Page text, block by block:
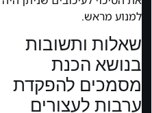
למנוע מראש.
שאלות ותשובות
בנושא הכנת
מסמכים להפקדת
ערבות לעצורים